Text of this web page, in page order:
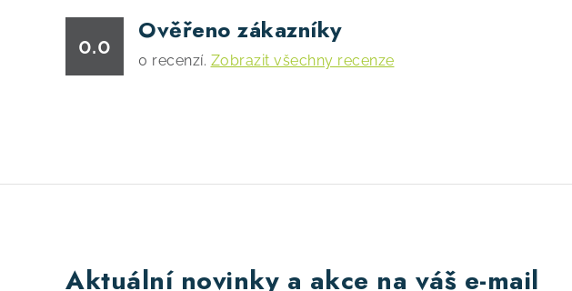
0.0
Ověřeno zákazníky
0 recenzí. Zobrazit všechny recenze
Aktuální novinky a akce na váš e-mail